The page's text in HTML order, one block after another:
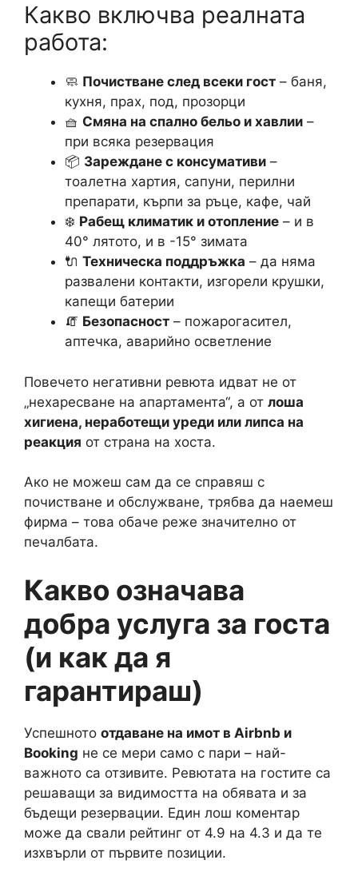
Какво включва реалната
работа:
🧼 Почистване след всеки гост – баня,
кухня, прах, под, прозорци
🧺 Смяна на спално бельо и хавлии –
при всяка резервация
📦 Зареждане с консумативи –
тоалетна хартия, сапуни, перилни
препарати, кърпи за ръце, кафе, чай
❄️ Рабещ климатик и отопление – и в
40° лятото, и в -15° зимата
🔌 Техническа поддръжка – да няма
развалени контакти, изгорели крушки,
капещи батерии
🧯 Безопасност – пожарогасител,
аптечка, аварийно осветление
Повечето негативни ревюта идват не от
„нехаресване на апартамента“, а от лоша
хигиена, неработещи уреди или липса на
реакция от страна на хоста.
Ако не можеш сам да се справяш с
почистване и обслужване, трябва да наемеш
фирма – това обаче режe значително от
печалбата.
Какво означава
добра услуга за госта
(и как да я
гарантираш)
Успешното отдаване на имот в Airbnb и
Booking не се мери само с пари – най-
важното са отзивите. Ревютата на гостите са
решаващи за видимостта на обявата и за
бъдещи резервации. Един лош коментар
може да свали рейтинг от 4.9 на 4.3 и да те
изхвърли от първите позиции.